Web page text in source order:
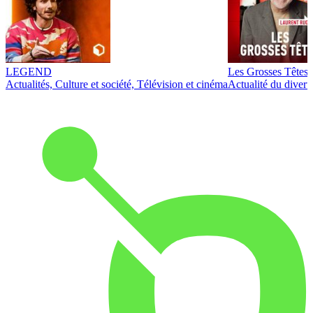
LEGEND
Actualités, Culture et société, Télévision et cinéma
Les Grosses Têtes
Actualité du